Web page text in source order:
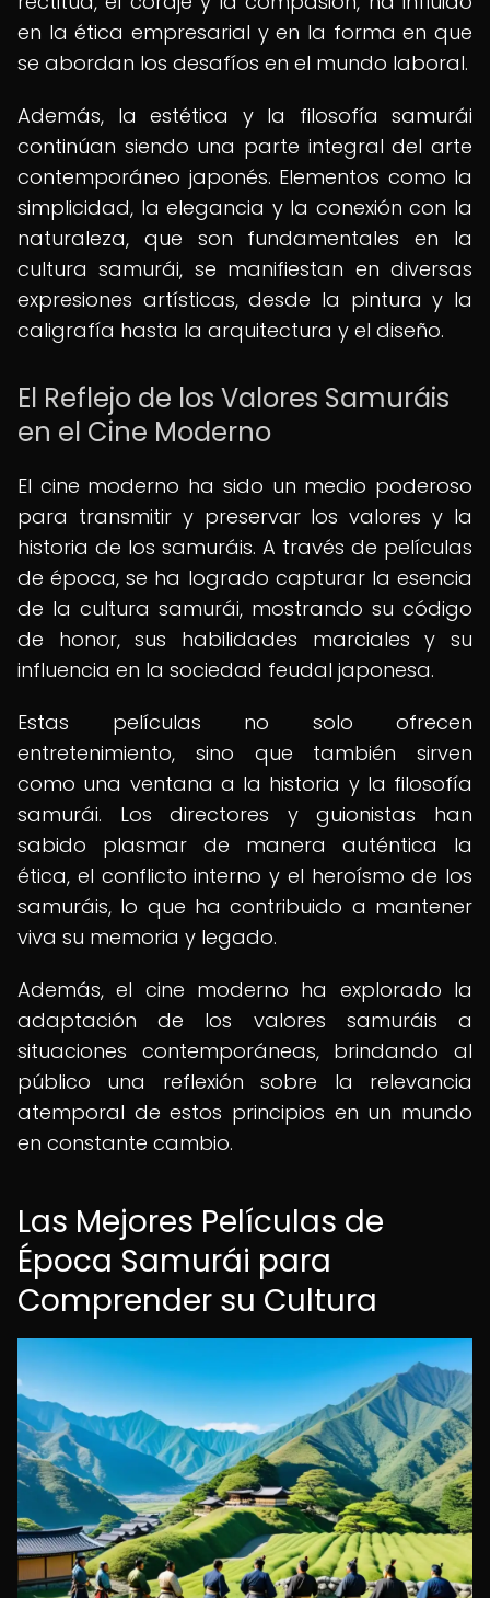
en la ética empresarial y en la forma en que
se abordan los desafíos en el mundo laboral.
Además, la estética y la filosofía samurái
continúan siendo una parte integral del arte
contemporáneo japonés. Elementos como la
simplicidad, la elegancia y la conexión con la
naturaleza, que son fundamentales en la
cultura samurái, se manifiestan en diversas
expresiones artísticas, desde la pintura y la
caligrafía hasta la arquitectura y el diseño.
El Reflejo de los Valores Samuráis
en el Cine Moderno
El cine moderno ha sido un medio poderoso
para transmitir y preservar los valores y la
historia de los samuráis. A través de películas
de época, se ha logrado capturar la esencia
de la cultura samurái, mostrando su código
de honor, sus habilidades marciales y su
influencia en la sociedad feudal japonesa.
Estas películas no solo ofrecen
entretenimiento, sino que también sirven
como una ventana a la historia y la filosofía
samurái. Los directores y guionistas han
sabido plasmar de manera auténtica la
ética, el conflicto interno y el heroísmo de los
samuráis, lo que ha contribuido a mantener
viva su memoria y legado.
Además, el cine moderno ha explorado la
adaptación de los valores samuráis a
situaciones contemporáneas, brindando al
público una reflexión sobre la relevancia
atemporal de estos principios en un mundo
en constante cambio.
Las Mejores Películas de
Época Samurái para
Comprender su Cultura